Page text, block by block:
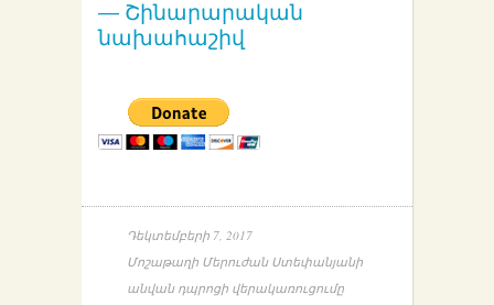
— Շինարարական
նախահաշիվ
Դեկտեմբերի 7, 2017
Մոշաթաղի Մերուժան Ստեփանյանի
անվան դպրոցի վերակառուցումը